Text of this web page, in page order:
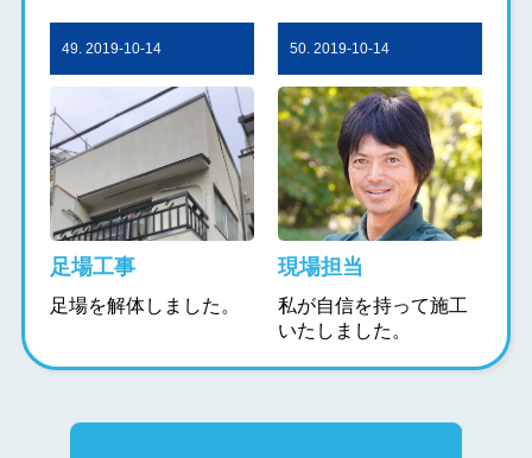
49. 2019-10-14
足場工事
足場を解体しました。
50. 2019-10-14
現場担当
私が自信を持って施工
いたしました。